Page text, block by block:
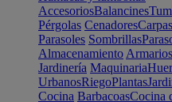
AccesoriosBalancines
Pérgolas CenadoresCarpas
Parasoles Sombrillas
Almacenamiento Armarios
Jardinería Maquinaria
UrbanosRiegoPlantas
Cocina BarbacoasCocina